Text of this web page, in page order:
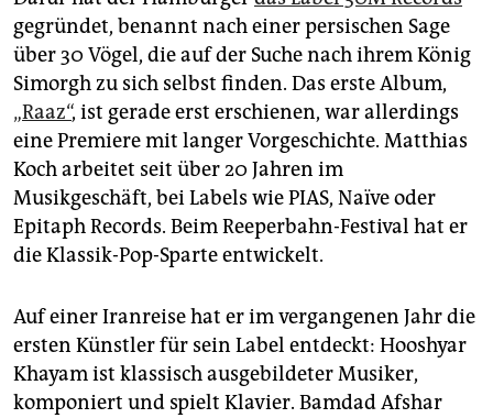
gegründet, benannt nach einer persischen Sage
über 30 Vögel, die auf der Suche nach ihrem König
Simorgh zu sich selbst finden. Das erste Album,
„Raaz“, ist gerade erst erschienen, war allerdings
eine Premiere mit langer Vorgeschichte. Matthias
Koch arbeitet seit über 20 Jahren im
Musikgeschäft, bei Labels wie PIAS, Naïve oder
Epitaph Records. Beim Reeperbahn-Festival hat er
die Klassik-Pop-Sparte entwickelt.
Auf einer Iranreise hat er im vergangenen Jahr die
ersten Künstler für sein Label entdeckt: Hooshyar
Khayam ist klassisch ausgebildeter Musiker,
komponiert und spielt Klavier. Bamdad Afshar